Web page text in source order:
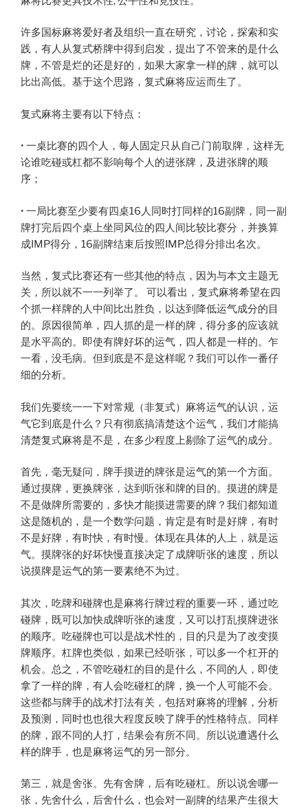
许多国标麻将爱好者及组织一直在研究，讨论，探索和实
践，有人从复式桥牌中得到启发，提出了不管来的是什么
牌，不管是烂的还是好的，如果大家拿一样的牌，就可以
比出高低。基于这个思路，复式麻将应运而生了。
复式麻将主要有以下特点：
• 一桌比赛的四个人，每人固定只从自己门前取牌，这样无
论谁吃碰或杠都不影响每个人的进张牌，及进张牌的顺
序；
• 一局比赛至少要有四桌16人同时打同样的16副牌，同一副
牌打完后四个桌上坐同风位的四人间比较比赛分，并换算
成IMP得分，16副牌结束后按照IMP总得分排出名次。
当然，复式比赛还有一些其他的特点，因为与本文主题无
关，所以就不一一列举了。 可以看出，复式麻将希望在四
个抓一样牌的人中间比出胜负，以达到降低运气成分的目
的。原因很简单，四人抓的是一样的牌，得分多的应该就
是水平高的。即使有牌好坏的运气，四人都是一样的。乍
一看，没毛病。但到底是不是这样呢？我们可以作一番仔
细的分析。
我们先要统一一下对常规（非复式）麻将运气的认识，运
气它到底是什么？只有彻底搞清楚这个运气，我们才能搞
清楚复式麻将是不是，在多少程度上剔除了运气的成分。
首先，毫无疑问，牌手摸进的牌张是运气的第一个方面。
通过摸牌，更换牌张，达到听张和牌的目的。摸进的牌是
不是做牌所需要的，多快才能摸进需要的牌？我们都知道
这是随机的，是一个数学问题，肯定是有时是好牌，有时
不是好牌，有时快，有时慢。体现在具体的人上，就是运
气。摸牌张的好坏快慢直接决定了成牌听张的速度，所以
说摸牌是运气的第一要素绝不为过。
其次，吃牌和碰牌也是麻将行牌过程的重要一环，通过吃
碰牌，既可以加快成牌听张的速度，又可以打乱摸牌进张
的顺序。吃碰牌也可以是战术性的，目的只是为了改变摸
牌顺序。杠牌也类似，如果已经听张，可以多一个杠开的
机会。总之，不管吃碰杠的目的是什么，不同的人，即使
拿了一样的牌，有人会吃碰杠的牌，换一个人可能不会。
这些都与牌手的战术打法有关，包括对麻将的理解，分析
及预测，同时也也很大程度反映了牌手的性格特点。同样
的牌，跟不同的人打，结果会有所不同。所以说遭遇什么
样的牌手，也是麻将运气的另一部分。
第三，就是舍张。先有舍牌，后有吃碰杠。所以说舍哪一
张，先舍什么，后舍什么，也会对一副牌的结果产生很大